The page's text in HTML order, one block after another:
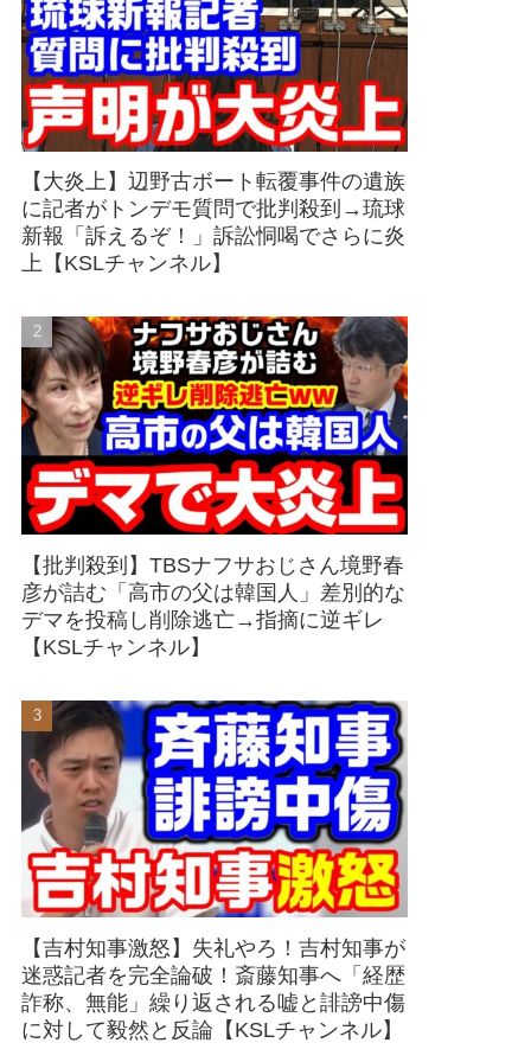
【大炎上】辺野古ボート転覆事件の遺族
に記者がトンデモ質問で批判殺到→琉球
新報「訴えるぞ！」訴訟恫喝でさらに炎
上【KSLチャンネル】
【批判殺到】TBSナフサおじさん境野春
彦が詰む「高市の父は韓国人」差別的な
デマを投稿し削除逃亡→指摘に逆ギレ
【KSLチャンネル】
【吉村知事激怒】失礼やろ！吉村知事が
迷惑記者を完全論破！斎藤知事へ「経歴
詐称、無能」繰り返される嘘と誹謗中傷
に対して毅然と反論【KSLチャンネル】